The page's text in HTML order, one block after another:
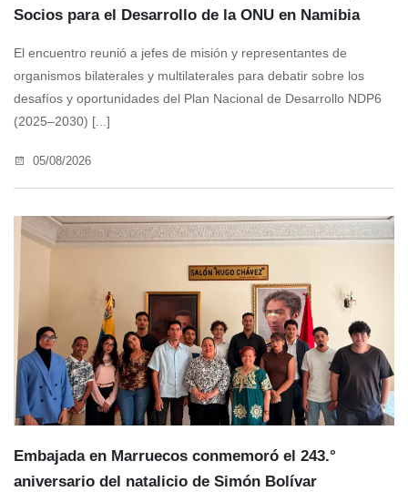
Socios para el Desarrollo de la ONU en Namibia
El encuentro reunió a jefes de misión y representantes de
organismos bilaterales y multilaterales para debatir sobre los
desafíos y oportunidades del Plan Nacional de Desarrollo NDP6
(2025–2030) [...]
05/08/2026
Embajada en Marruecos conmemoró el 243.°
aniversario del natalicio de Simón Bolívar